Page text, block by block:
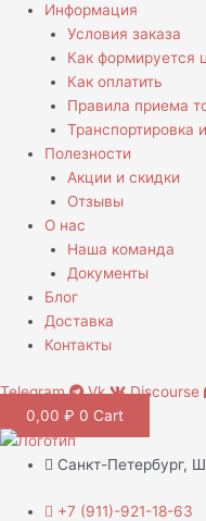
Информация
Условия заказа
Как формируется
Как оплатить
Правила приема
Транспортировка
Полезности
Акции и скидки
Отзывы
О нас
Наша команда
Документы
Блог
Доставка
Контакты
Telegram Vk
Discourse
0,00 ₽ 0 Cart
Санкт-Петербург,
+7 (911)-921-18-63